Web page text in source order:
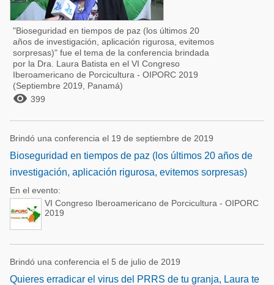
"Bioseguridad en tiempos de paz (los últimos 20
años de investigación, aplicación rigurosa, evitemos
sorpresas)" fue el tema de la conferencia brindada
por la Dra. Laura Batista en el VI Congreso
Iberoamericano de Porcicultura - OIPORC 2019
(Septiembre 2019, Panamá)
 399
Brindó una conferencia el 19 de septiembre de 2019
Bioseguridad en tiempos de paz (los últimos 20 años de
investigación, aplicación rigurosa, evitemos sorpresas)
En el evento:
VI Congreso Iberoamericano de Porcicultura - OIPORC
2019
Brindó una conferencia el 5 de julio de 2019
Quieres erradicar el virus del PRRS de tu granja, Laura te